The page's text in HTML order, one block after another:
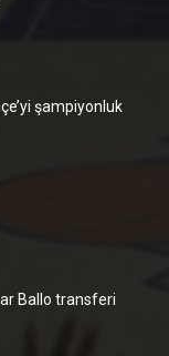
şampiyonluk
Ballo transferi